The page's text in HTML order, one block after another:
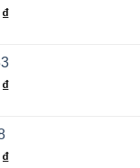
₫
₫
₫